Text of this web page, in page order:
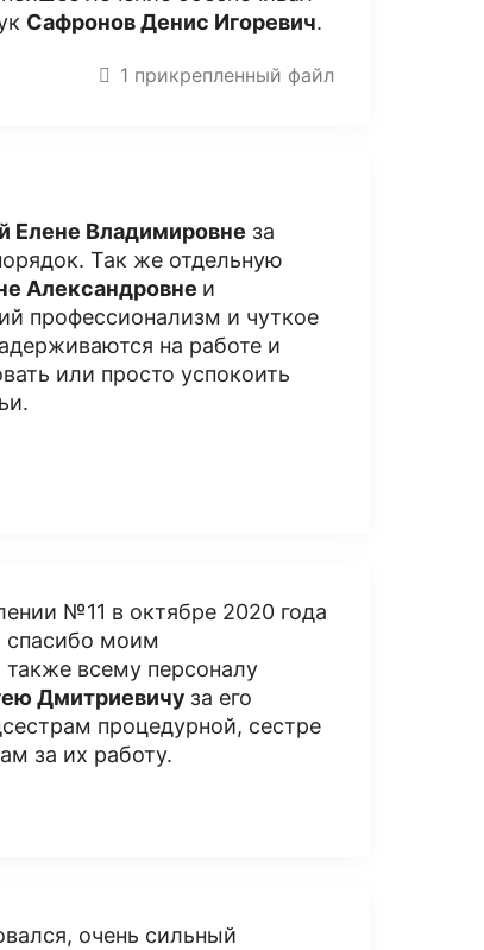
Сафронов Денис Игоревич.
1 прикрепленный файл
Елене Владимировне за
Так же отдельную
Александровне и
профессионализм и чуткое
на работе и
или просто успокоить
№11 в октябре 2020 года
спасибо моим
также всему персоналу
Дмитриевичу за его
процедурной, сестре
за их работу.
очень сильный